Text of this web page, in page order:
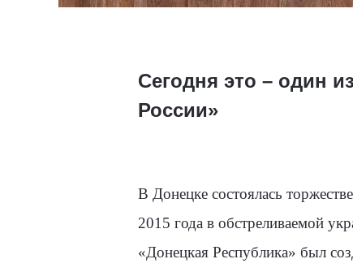
Сегодня это – один
России»
В Донецке состоялась
2015 года в обстреливаемой
«Донецкая Республика» был